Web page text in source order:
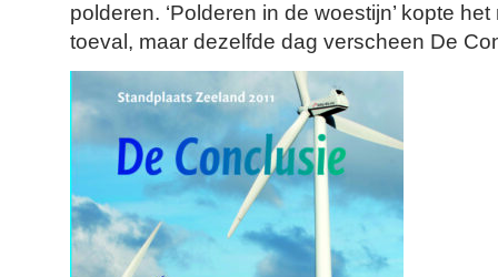
polderen. ‘Polderen in de woestijn’ kopte
toeval, maar dezelfde dag verscheen De